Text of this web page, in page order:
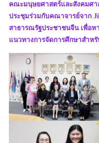
คณะมนุษยศาสตร์และสังคมศา
ประชุมร่วมกับคณาจารย์จาก
สาธารณรัฐประชาชนจีน เพื่อ
แนวทางการจัดการศึกษาสำห